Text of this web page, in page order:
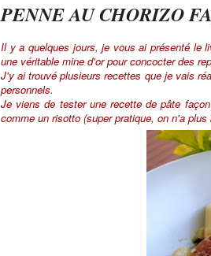
PENNE AU CHORIZO
Il y a quelques jours, je vous ai présenté le
une véritable mine d'or pour concocter des
J'y ai trouvé plusieurs recettes que je vais
personnels.
Je viens de tester une recette de pâte
comme un risotto (super pratique, on n'a